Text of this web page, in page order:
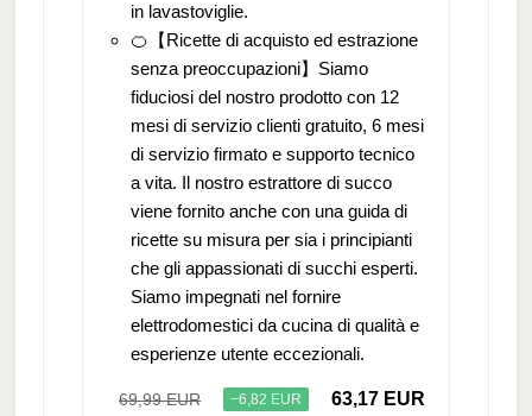
in lavastoviglie.
🍊【Ricette di acquisto ed estrazione
senza preoccupazioni】Siamo
fiduciosi del nostro prodotto con 12
mesi di servizio clienti gratuito, 6 mesi
di servizio firmato e supporto tecnico
a vita. Il nostro estrattore di succo
viene fornito anche con una guida di
ricette su misura per sia i principianti
che gli appassionati di succhi esperti.
Siamo impegnati nel fornire
elettrodomestici da cucina di qualità e
esperienze utente eccezionali.
69,99 EUR −6,82 EUR 63,17 EUR